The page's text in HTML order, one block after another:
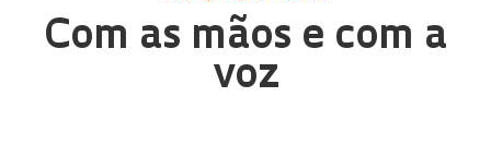
Com as mãos e com a
voz